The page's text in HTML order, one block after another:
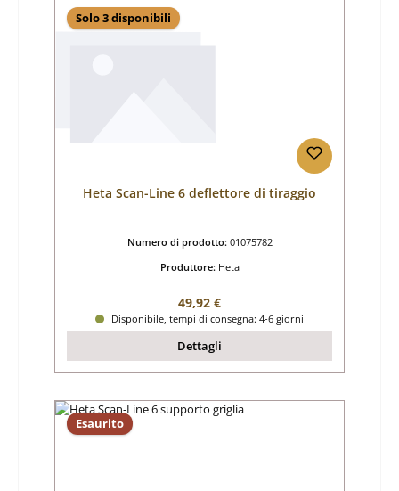
Solo 3 disponibili
Heta Scan-Line 6 deflettore di tiraggio
Numero di prodotto: 01075782
Produttore: Heta
Prezzo normale:
49,92 €
Disponibile, tempi di consegna: 4-6 giorni
Dettagli
Esaurito